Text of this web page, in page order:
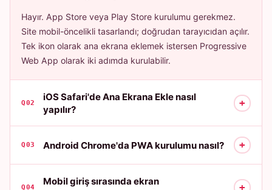
Hayır. App Store veya Play Store kurulumu gerekmez.
Site mobil-öncelikli tasarlandı; doğrudan tarayıcıdan açılır.
Tek ikon olarak ana ekrana eklemek istersen Progressive
Web App olarak iki adımda kurulabilir.
Q02
iOS Safari'de Ana Ekrana Ekle nasıl
yapılır?
+
Q03 Android Chrome'da PWA kurulumu nasıl? +
Q04
Mobil giriş sırasında ekran
+